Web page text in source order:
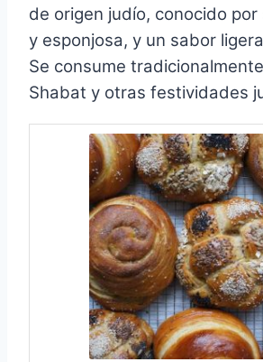
de origen judío, conocido por
y esponjosa, y un sabor
Se consume
Shabat y otras festividades